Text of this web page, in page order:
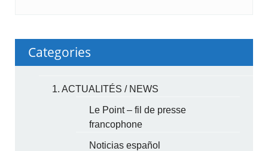
Categories
1. ACTUALITÉS / NEWS
Le Point – fil de presse
francophone
Noticias español